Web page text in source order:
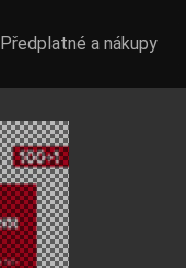
Předplatné a nákupy